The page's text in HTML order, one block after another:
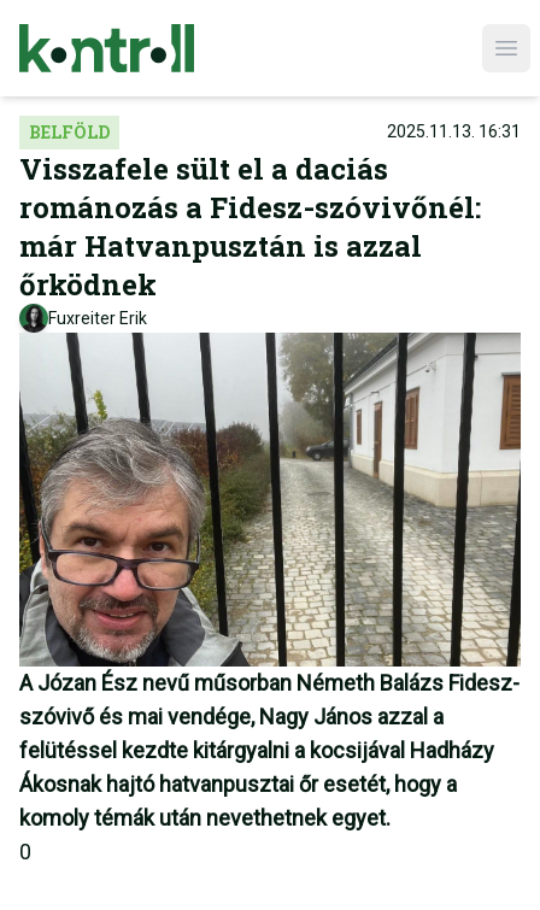
BELFÖLD 2025.11.13. 16:31
Visszafele sült el a daciás
románozás a Fidesz-szóvivőnél:
már Hatvanpusztán is azzal
őrködnek
Fuxreiter Erik
A Józan Ész nevű műsorban Németh Balázs Fidesz-
szóvivő és mai vendége, Nagy János azzal a
felütéssel kezdte kitárgyalni a kocsijával Hadházy
Ákosnak hajtó hatvanpusztai őr esetét, hogy a
komoly témák után nevethetnek egyet.
0